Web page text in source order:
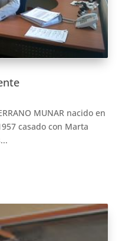
MUNAR nacido en
casado con Marta